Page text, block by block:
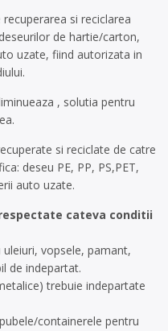
si reciclarea
de hartie/carton,
uzate, fiind autorizata in
, solutia pentru
si reciclate de catre
deseu PE, PP, PS,PET,
auto uzate.
cateva conditii
vopsele, pamant,
de indepartat.
trebuie indepartate
containerele pentru